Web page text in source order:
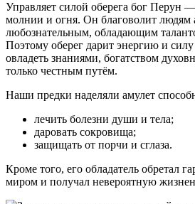
Управляет силой оберега бог Перун
молнии и огня. Он благоволит людям
любознательным, обладающим
Поэтому оберег дарит энергию и силу
овладеть знаниями, богатством
только честным путём.
Наши предки наделяли амулет
лечить болезни души и тела;
даровать сокровища;
защищать от порчи и сглаза.
Кроме того, его обладатель обретал
миром и получал невероятную